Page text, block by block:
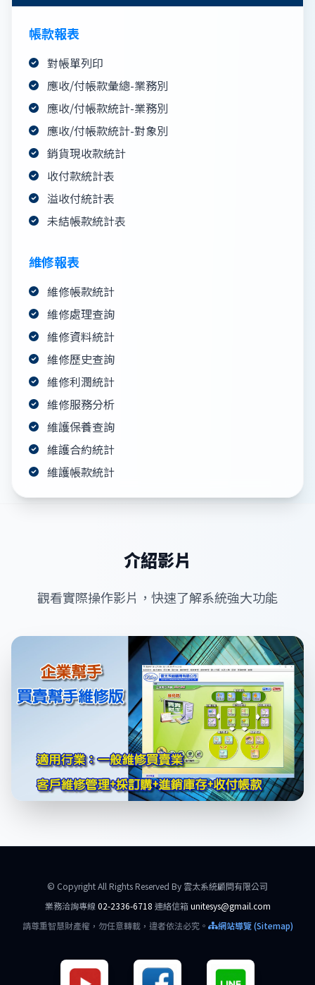
帳款報表
對帳單列印
應收/付帳款彙總-業務別
應收/付帳款統計-業務別
應收/付帳款統計-對象別
銷貨現收款統計
收付款統計表
溢收付統計表
未結帳款統計表
維修報表
維修帳款統計
維修處理查詢
維修資料統計
維修歷史查詢
維修利潤統計
維修服務分析
維護保養查詢
維護合約統計
維護帳款統計
介紹影片
觀看實際操作影片，快速了解系統強大功能
© Copyright All Rights Reserved By 雲太系統顧問有限公司
業務洽詢專線 02-2336-6718 連絡信箱unitesys@gmail.com
請尊重智慧財產權，勿任意轉載，違者依法必究。
網站導覽 (Sitemap)